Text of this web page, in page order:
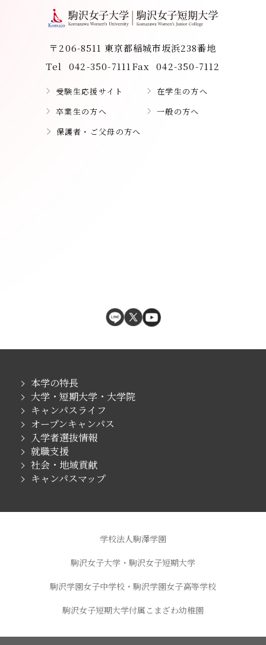
〒206-8511 東京都稲城市坂浜238番地
Tel
042-350-7111 Fax 042-350-7112
受験生応援サイト
在学生の方へ
卒業生の方へ
一般の方へ
保護者・ご父母の方へ
本学の特長
大学・短期大学・大学院
キャンパスライフ
オープンキャンパス
入学者選抜情報
就職支援
社会・地域貢献
キャンパスマップ
学校法人駒澤学園
駒沢女子大学・駒沢女子短期大学
駒沢学園女子中学校・駒沢学園女子高等学校
駒沢女子短期大学付属こまざわ幼稚園